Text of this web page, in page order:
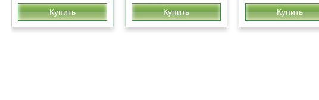
Купить Купить Купить